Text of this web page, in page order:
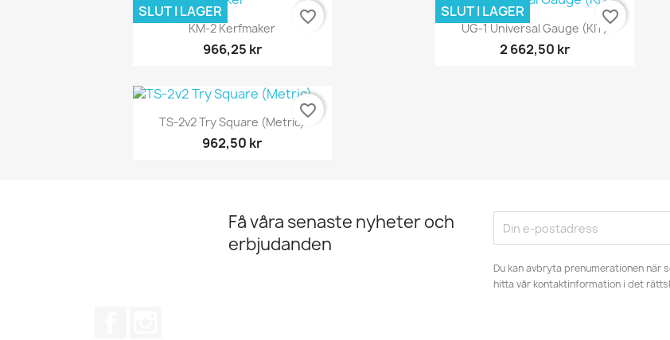
Snabbvy
KM-2 Kerfmaker
966,25 kr
SLUT I LAGER favorite_border Snabbvy
UG-1 Universal Gauge (KIT)
2 662,50 kr
SLUT I LAGER favorite_border
Snabbvy
TS-2v2 Try Square (Metric)
962,50 kr
favorite_border
Få våra senaste nyheter och
erbjudanden
Du kan avbryta prenumerationen när
hitta vår kontaktinformation i det